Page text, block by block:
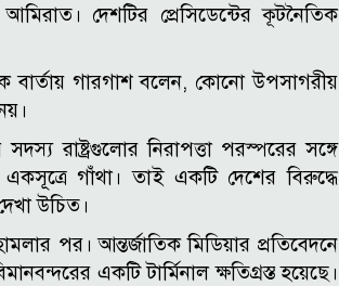
দেশটির প্রেসিডেন্টের কূটনৈতিক
বার্তায় গারগাশ বলেন, কোনো উপসাগরীয়
রাষ্ট্রগুলোর নিরাপত্তা পরস্পরের সঙ্গে
গাঁথা। তাই একটি দেশের বিরুদ্ধে
উচিত।
পর। আন্তর্জাতিক মিডিয়ার প্রতিবেদনে
একটি টার্মিনাল ক্ষতিগ্রস্ত হয়েছে।